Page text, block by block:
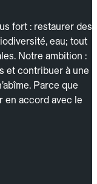
fort : restaurer des
eau; tout
Notre ambition :
et contribuer à une
Parce que
en accord avec le